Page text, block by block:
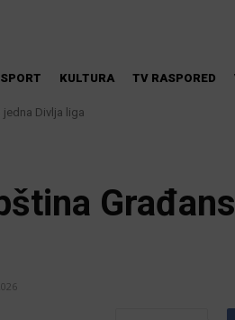
SPORT KULTURA TV RASPORED
Divlja liga
magije